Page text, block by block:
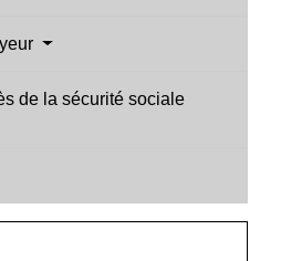
de la sécurité sociale